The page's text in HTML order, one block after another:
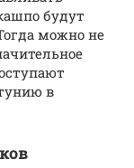
будут
можно не
в